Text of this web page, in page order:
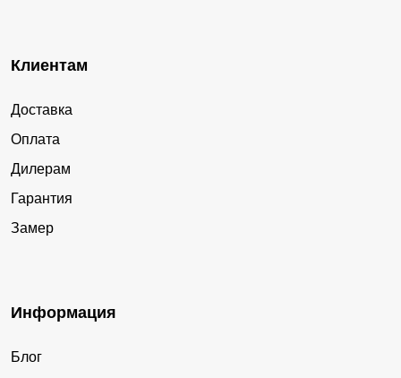
Клиентам
Доставка
Оплата
Дилерам
Гарантия
Замер
Информация
Блог